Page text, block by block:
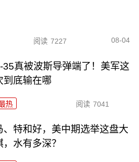
阅读 7227 08-04
35真被波斯导弹端了！美军这
到底输在哪
热 阅读 7041
、特和好，美中期选举这盘大
，水有多深？